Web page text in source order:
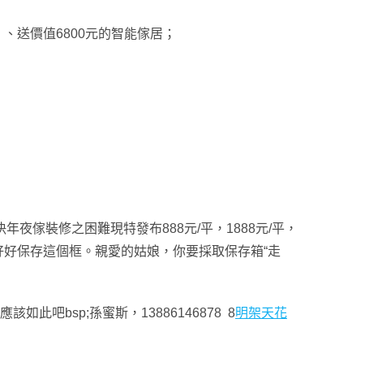
送價值6800元的智能傢居；
夜傢裝修之困難現特發布888元/平，1888元/平，
保存這個框。親愛的姑娘，你要採取保存箱“走
該如此吧bsp;孫蜜斯，13886146878 8明架天花